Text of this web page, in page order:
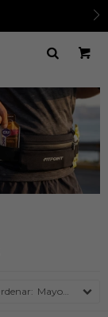
Mayor precio